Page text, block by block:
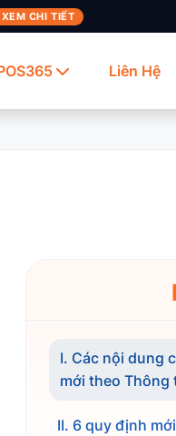
XEM CHI TIẾT
Liên Hệ
I. Các nội dung
mới theo Thông
II. 6 quy định